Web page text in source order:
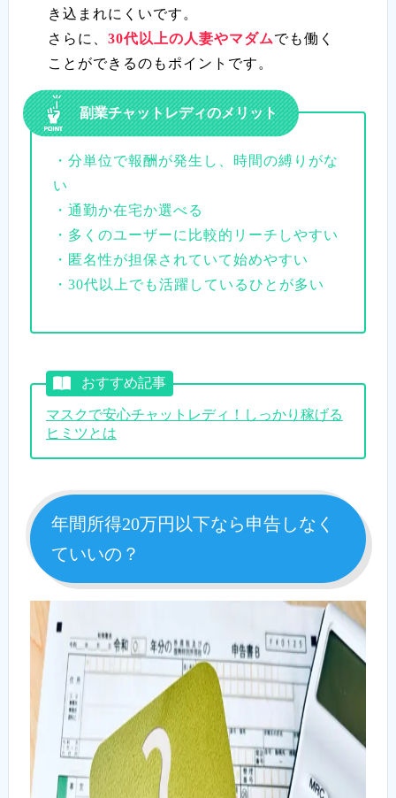
き込まれにくいです。
さらに、 30代以上の人妻やマダムでも働く
ことができるのもポイントです。
副業チャットレディのメリット
・分単位で報酬が発生し、時間の縛りがな
い
・通勤か在宅か選べる
・多くのユーザーに比較的リーチしやすい
・匿名性が担保されていて始めやすい
・30代以上でも活躍しているひとが多い
おすすめ記事
マスクで安心チャットレディ！しっかり稼げる
ヒミツとは
年間所得20万円以下なら申告しなく
ていいの？